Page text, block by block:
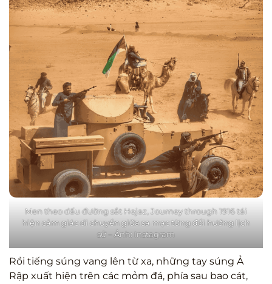
Men theo dấu đường sắt Hejaz, Journey through 1916 tái
hiện cảm giác di chuyển giữa sa mạc từng đổi hướng lịch
sử – Ảnh: Instagram
Rồi tiếng súng vang lên từ xa, những tay súng Ả
Rập xuất hiện trên các mỏm đá, phía sau bao cát,